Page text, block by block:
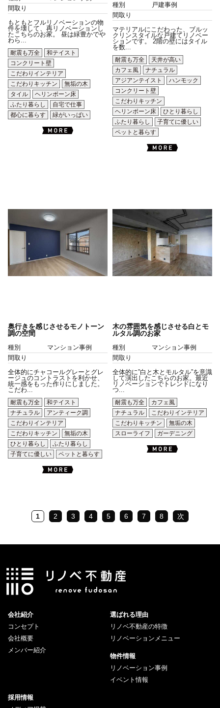
間取り
もともとフルリノベーションの物
件を壊して、再リノベーションし
たこちらのお家。 昼は緑豊かでや
わら...
耐震も万全
和テイスト
コンクリート壁
こだわりインテリア
こだわりキッチン
無垢の木
タイル
ヘリンボーン床
ふたり暮らし
自宅で仕事
都心に暮らす
緑がいっぱい
種別
戸建事例
間取り
マテリアルにこだわった、ブルッ
クリンスタイルな戸建てリノベー
ションです。 2階の壁にはタイル
を数...
耐震も万全
天井が高い
カフェ風
ナチュラル
アジアンテイスト
ハンモック
コンクリート壁
こだわりキッチン
ヘリンボーン床
ひとり暮らし
ふたり暮らし
子育てに優しい
ペットと暮らす
奥行きを感じさせるモノトーン
調の空間
種別
マンション事例
間取り
全体的にチャコールグレーとグレ
ージュのコントラストを利かせ、
統一感をもった作りにしました。
こだわ...
耐震も万全
和テイスト
ナチュラル
アンティーク調
こだわりインテリア
こだわりキッチン
無垢の木
ひとり暮らし
ふたり暮らし
子育てに優しい
ペットと暮らす
木の雰囲気を感じさせる白とモ
ルタル調のお家
種別
マンション事例
間取り
全体的に”白と木とモルタル”を意識
して演出したこちらのお家。最近
リノベーションでトレンドになり
つ...
耐震も万全
カフェ風
ナチュラル
こだわりインテリア
こだわりキッチン
無垢の木
スローライフ
ガーデニング
1 2 3 4 5 6 7 8 次
会社紹介
コンセプト
会社概要
メンバー紹介
選ばれる理由
リノベ不動産の特徴
リノベーションメニュー
物件情報
リノベーション事例
イベント情報
採用情報